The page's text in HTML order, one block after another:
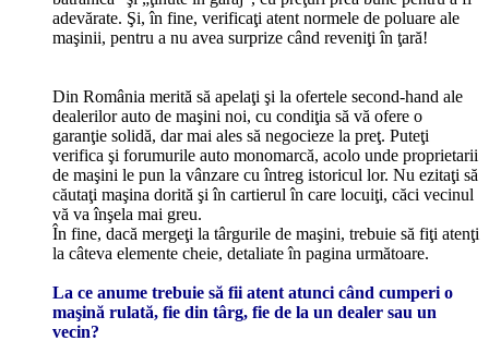
adevărate. Şi, în fine, verificaţi atent normele de poluare ale
maşinii, pentru a nu avea surprize când reveniţi în ţară!
Din România merită să apelaţi şi la ofertele second-hand ale
dealerilor auto de maşini noi, cu condiţia să vă ofere o
garanţie solidă, dar mai ales să negocieze la preţ. Puteţi
verifica şi forumurile auto monomarcă, acolo unde proprietarii
de maşini le pun la vânzare cu întreg istoricul lor. Nu ezitaţi să
căutaţi maşina dorită şi în cartierul în care locuiţi, căci vecinul
vă va înşela mai greu.
În fine, dacă mergeţi la târgurile de maşini, trebuie să fiţi atenţi
la câteva elemente cheie, detaliate în pagina următoare.
La ce anume trebuie să fii atent atunci când cumperi o
maşină rulată, fie din târg, fie de la un dealer sau un
vecin?